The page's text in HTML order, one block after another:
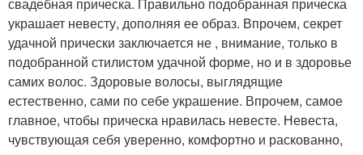
украшает невесту, дополняя ее образ. Впрочем, секрет
удачной прически заключается не , внимание, только в
подобранной стилистом удачной форме, но и в здоровье
самих волос. Здоровые волосы, выглядящие
естественно, сами по себе украшение. Впрочем, самое
главное, чтобы прическа нравилась невесте. Невеста,
чувствующая себя уверенно, комфортно и раскованно,